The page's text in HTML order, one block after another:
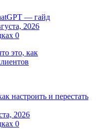
— гайд
2026
0
настроить и перестать
2026
0